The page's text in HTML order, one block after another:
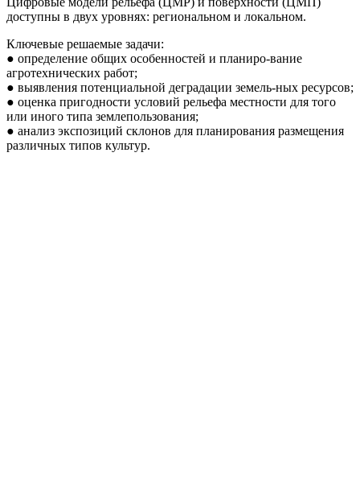
доступны в двух уровнях: региональном и локальном.
Ключевые решаемые задачи:
● определение общих особенностей и планиро-вание
агротехнических работ;
● выявления потенциальной деградации земель-ных ресурсов;
● оценка пригодности условий рельефа местности для того
или иного типа землепользования;
● анализ экспозиций склонов для планирования размещения
различных типов культур.